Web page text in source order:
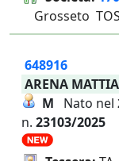
Grosseto
648916
ARENA MATTIA
M Nato nel
n. 23103/2025